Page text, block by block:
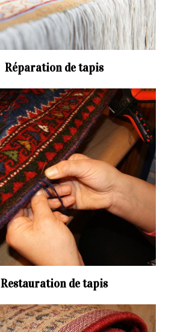
Réparation de tapis
Restauration de tapis